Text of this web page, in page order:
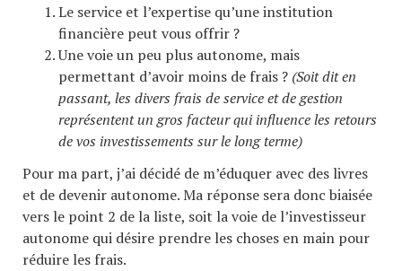
Le service et l’expertise qu’une institution
financière peut vous offrir ?
Une voie un peu plus autonome, mais
permettant d’avoir moins de frais ? (Soit dit en
passant, les divers frais de service et de gestion
représentent un gros facteur qui influence les retours
de vos investissements sur le long terme)
Pour ma part, j’ai décidé de m’éduquer avec des livres
et de devenir autonome. Ma réponse sera donc biaisée
vers le point 2 de la liste, soit la voie de l’investisseur
autonome qui désire prendre les choses en main pour
réduire les frais.